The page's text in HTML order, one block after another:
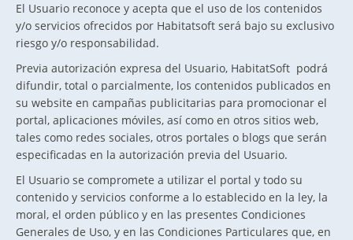
El Usuario reconoce y acepta que el uso de los contenidos
y/o servicios ofrecidos por Habitatsoft será bajo su exclusivo
riesgo y/o responsabilidad.
Previa autorización expresa del Usuario, HabitatSoft podrá
difundir, total o parcialmente, los contenidos publicados en
su website en campañas publicitarias para promocionar el
portal, aplicaciones móviles, así como en otros sitios web,
tales como redes sociales, otros portales o blogs que serán
especificadas en la autorización previa del Usuario.
El Usuario se compromete a utilizar el portal y todo su
contenido y servicios conforme a lo establecido en la ley, la
moral, el orden público y en las presentes Condiciones
Generales de Uso, y en las Condiciones Particulares que, en